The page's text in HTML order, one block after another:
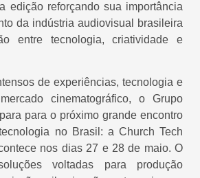
edição reforçando sua importância
da indústria audiovisual brasileira
entre tecnologia, criatividade e
de experiências, tecnologia e
cinematográfico, o Grupo
para o próximo grande encontro
no Brasil: a Church Tech
nos dias 27 e 28 de maio. O
voltadas para produção